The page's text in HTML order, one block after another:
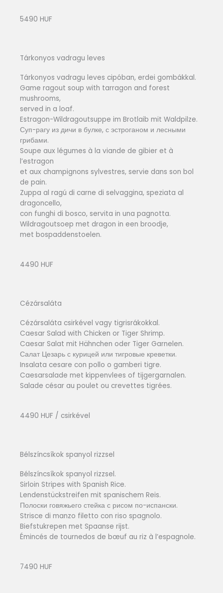
5490 HUF
Tárkonyos vadragu leves
Tárkonyos vadragu leves cipóban, erdei gombákkal.
Game ragout soup with tarragon and forest
mushrooms,
served in a loaf.
Estragon-Wildragoutsuppe im Brotlaib mit Waldpilze.
Суп-рагу из дичи в булке, с эстроганом и лесными
грибами.
Soupe aux légumes à la viande de gibier et à
l’estragon
et aux champignons sylvestres, servie dans son bol
de pain.
Zuppa al ragú di carne di selvaggina, speziata al
dragoncello,
con funghi di bosco, servita in una pagnotta.
Wildragoutsoep met dragon in een broodje,
met bospaddenstoelen.
4490 HUF
Cézársaláta
Cézársaláta csirkével vagy tigrisrákokkal.
Caesar Salad with Chicken or Tiger Shrimp.
Caesar Salat mit Hähnchen oder Tiger Garnelen.
Салат Цезарь с курицей или тигровые креветки.
Insalata cesare con pollo o gamberi tigre.
Caesarsalade met kippenvlees of tijgergarnalen.
Salade césar au poulet ou crevettes tigrées.
4490 HUF / csirkével
Bélszíncsíkok spanyol rizzsel
Bélszíncsíkok spanyol rizzsel.
Sirloin Stripes with Spanish Rice.
Lendenstückstreifen mit spanischem Reis.
Полоски говяжьего стейка с рисом по-испански.
Strisce di manzo filetto con riso spagnolo.
Biefstukrepen met Spaanse rijst.
Émincés de tournedos de bœuf au riz à l’espagnole.
7490 HUF